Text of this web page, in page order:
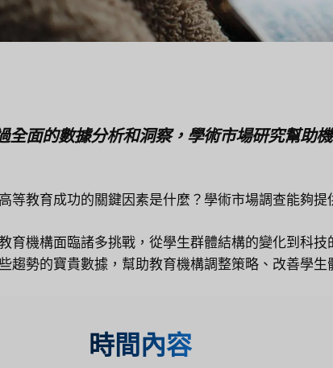
全面的數據分析和洞察，學術市場研究幫助
等教育成功的關鍵因素是什麼？學術市場調查能夠
育機構面臨諸多挑戰，從學生群體結構的變化到科
趨勢的寶貴數據，幫助教育機構調整策略、改善學
時間 內容